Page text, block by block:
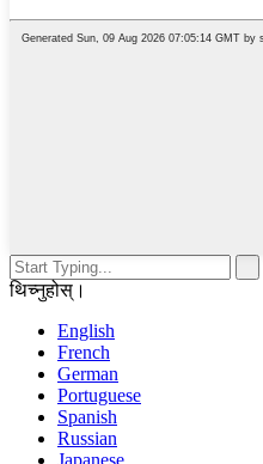
थिच्नुहोस्।
English
French
German
Portuguese
Spanish
Russian